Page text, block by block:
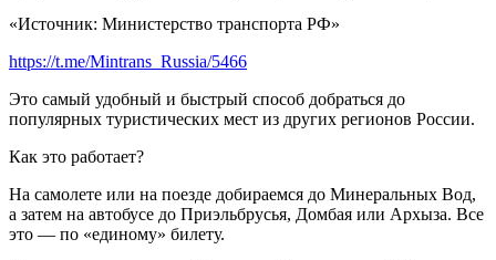
«Источник: Министерство транспорта РФ»
https://t.me/Mintrans_Russia/5466
Это самый удобный и быстрый способ добраться до
популярных туристических мест из других регионов России.
Как это работает?
На самолете или на поезде добираемся до Минеральных Вод,
а затем на автобусе до Приэльбрусья, Домбая или Архыза. Все
это — по «единому» билету.